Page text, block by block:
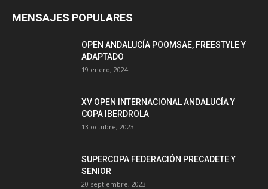
MENSAJES POPULARES
OPEN ANDALUCÍA POOMSAE, FREESTYLE Y
ADAPTADO
19 enero, 2024
XV OPEN INTERNACIONAL ANDALUCÍA Y
COPA IBERDROLA
13 octubre, 2023
SUPERCOPA FEDERACIÓN PRECADETE Y
SENIOR
20 septiembre, 2023